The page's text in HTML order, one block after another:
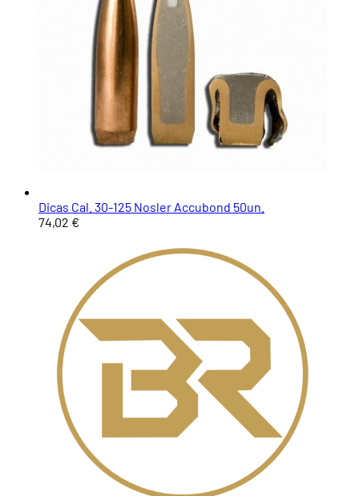
Dicas Cal. 30-125 Nosler Accubond 50un.
74,02 €